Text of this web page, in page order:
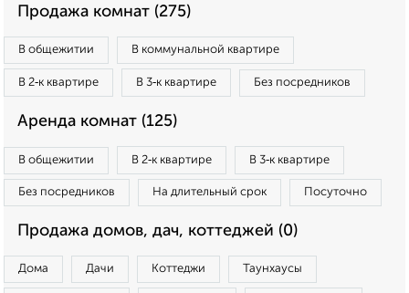
Продажа комнат (275)
В общежитии В коммунальной квартире
В 2‑к квартире В 3‑к квартире Без посредников
Аренда комнат (125)
В общежитии В 2‑к квартире В 3‑к квартире
Без посредников На длительный срок Посуточно
Продажа домов, дач, коттеджей (0)
Дома Дачи Коттеджи Таунхаусы